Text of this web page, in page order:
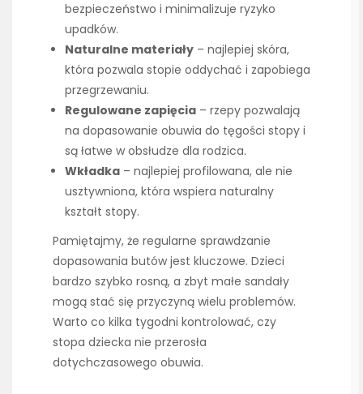
bezpieczeństwo i minimalizuje ryzyko
upadków.
Naturalne materiały – najlepiej skóra,
która pozwala stopie oddychać i zapobiega
przegrzewaniu.
Regulowane zapięcia – rzepy pozwalają
na dopasowanie obuwia do tęgości stopy i
są łatwe w obsłudze dla rodzica.
Wkładka – najlepiej profilowana, ale nie
usztywniona, która wspiera naturalny
kształt stopy.
Pamiętajmy, że regularne sprawdzanie
dopasowania butów jest kluczowe. Dzieci
bardzo szybko rosną, a zbyt małe sandały
mogą stać się przyczyną wielu problemów.
Warto co kilka tygodni kontrolować, czy
stopa dziecka nie przerosła
dotychczasowego obuwia.